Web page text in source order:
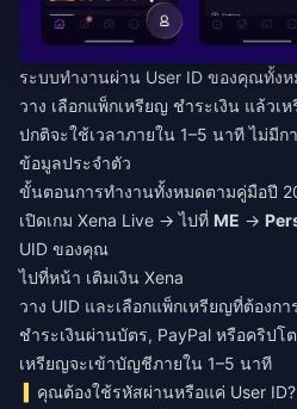
ระบบทำงานผ่าน User ID ของคุณทั้ง
วาง เลือกแพ็กเหรียญ ชำระเงิน แล้ว
ปกติจะใช้เวลาภายใน 1–5 นาที ไม่มี
ข้อมูลประจำตัว
ขั้นตอนการทำงานทั้งหมดตามคู่มือปี
เปิดเกม Xena Live → ไปที่ ME →
UID ของคุณ
ไปที่หน้า เติมเงิน Xena
วาง UID และเลือกแพ็กเหรียญที่ต้องกา
ชำระเงินผ่านบัตร, PayPal หรือคริปโต
เหรียญจะเข้าบัญชีภายใน 1–5 นาที
คุณต้องใช้รหัสผ่านหรือแค่ User ID?